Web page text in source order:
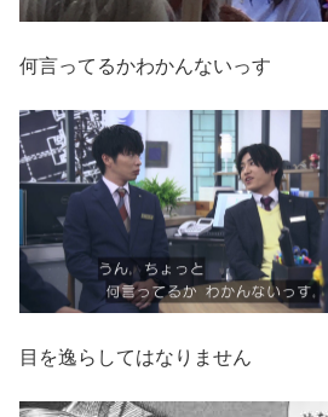
何言ってるかわかんないっす
目を逸らしてはなりません